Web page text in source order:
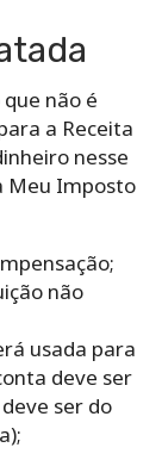
não é
a Receita
nesse
Meu Imposto
não
usada para
deve ser
ser do